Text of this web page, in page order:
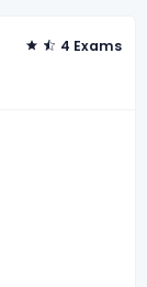
4 Exams